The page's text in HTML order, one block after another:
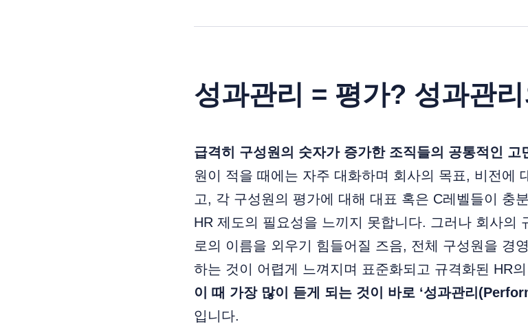
성과관리 = 평가? 성과관
급격히 구성원의 숫자가 증가한 조직들의 공통적인 고
원이 적을 때에는 자주 대화하며 회사의 목표, 비전에
고, 각 구성원의 평가에 대해 대표 혹은 C레벨들이 충
HR 제도의 필요성을 느끼지 못합니다. 그러나 회사의
로의 이름을 외우기 힘들어질 즈음, 전체 구성원을 경
하는 것이 어렵게 느껴지며 표준화되고 규격화된 HR
이 때 가장 많이 듣게 되는 것이 바로 ‘성과관리
입니다.